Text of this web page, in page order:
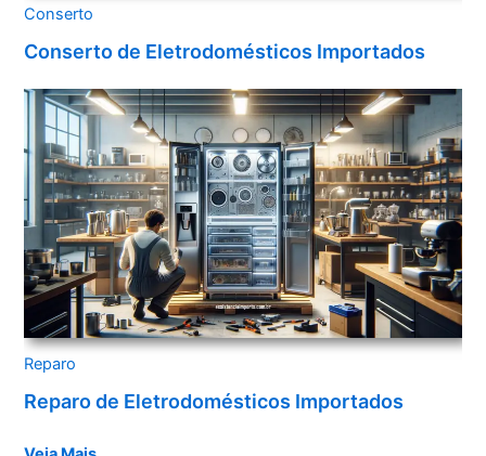
Conserto
Conserto de Eletrodomésticos Importados
Reparo
Reparo de Eletrodomésticos Importados